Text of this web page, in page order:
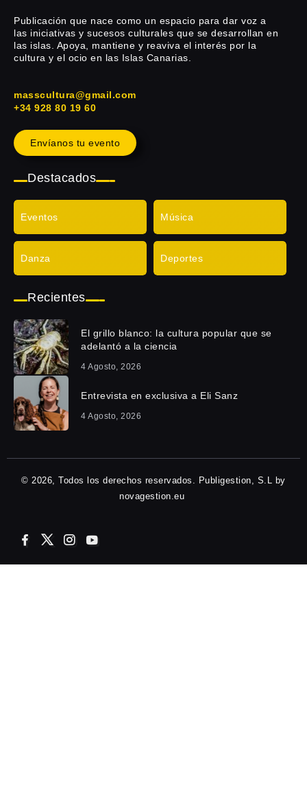
Publicación que nace como un espacio para dar voz a
las iniciativas y sucesos culturales que se desarrollan en
las islas. Apoya, mantiene y reaviva el interés por la
cultura y el ocio en las Islas Canarias.
masscultura@gmail.com
+34 928 80 19 60
Envíanos tu evento
Destacados
Eventos Música
Danza Deportes
Recientes
El grillo blanco: la cultura popular que se
adelantó a la ciencia
4 Agosto, 2026
Entrevista en exclusiva a Eli Sanz
4 Agosto, 2026
© 2026, Todos los derechos reservados. Publigestion, S.L by
novagestion.eu